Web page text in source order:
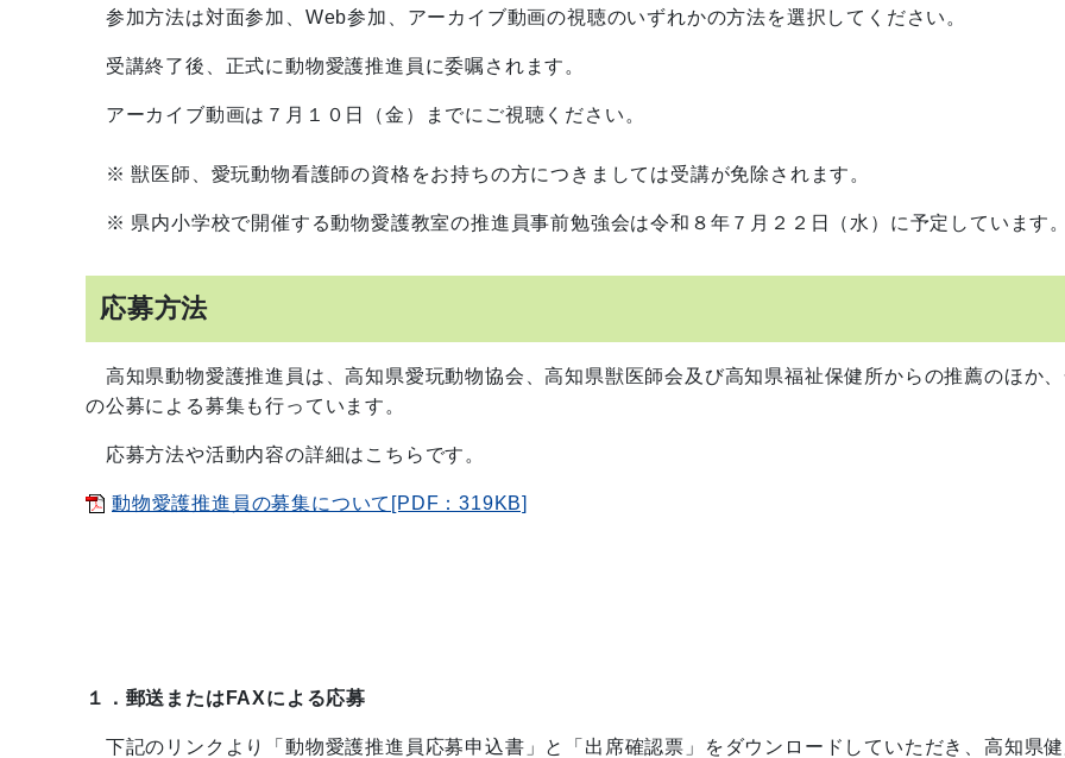
参加方法は対面参加、Web参加、アーカイブ動画の視聴のいずれかの方法を選択してください。
受講終了後、正式に動物愛護推進員に委嘱されます。
アーカイブ動画は７月１０日（金）までにご視聴ください。
※ 獣医師、愛玩動物看護師の資格をお持ちの方につきましては受講が免除されます。
※ 県内小学校で開催する動物愛護教室の推進員事前勉強会は令和８年７月２２日（水）に予定しています。
応募方法
高知県動物愛護推進員は、高知県愛玩動物協会、高知県獣医師会及び高知県福祉保健所からの推薦のほか
の公募による募集も行っています。
応募方法や活動内容の詳細はこちらです。
動物愛護推進員の募集について[PDF：319KB]
１．郵送またはFAXによる応募
下記のリンクより「動物愛護推進員応募申込書」と「出席確認票」をダウンロードしていただき、高知県